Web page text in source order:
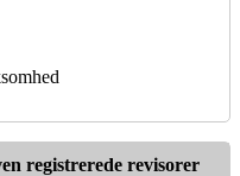
registrerede revisorer